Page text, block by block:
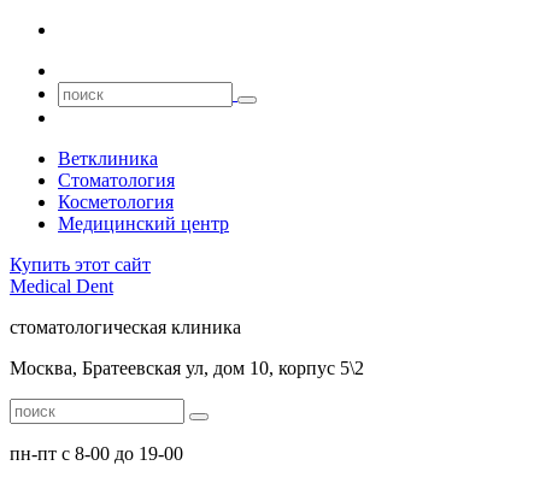
Ветклиника
Стоматология
Косметология
Медицинский центр
Купить этот сайт
Medical Dent
стоматологическая клиника
Москва, Братеевская ул, дом 10, корпус 5\2
пн-пт с 8-00 до 19-00